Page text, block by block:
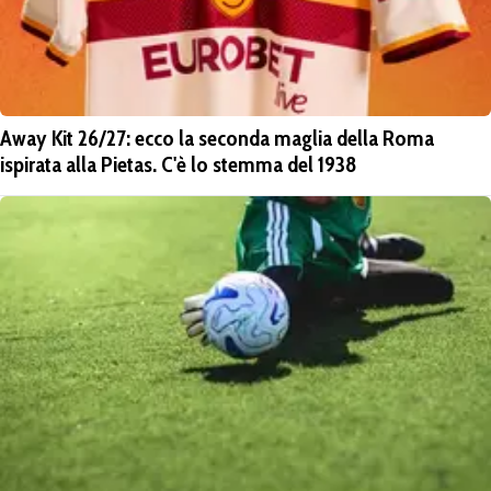
Away Kit 26/27: ecco la seconda maglia della Roma
ispirata alla Pietas. C'è lo stemma del 1938